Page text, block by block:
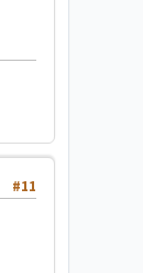
#11